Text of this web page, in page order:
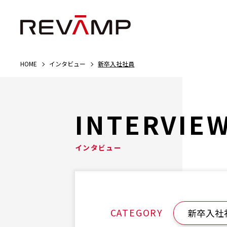
HOME インタビュー 新卒入社社員
インタビュー
CATEGORY 新卒入社